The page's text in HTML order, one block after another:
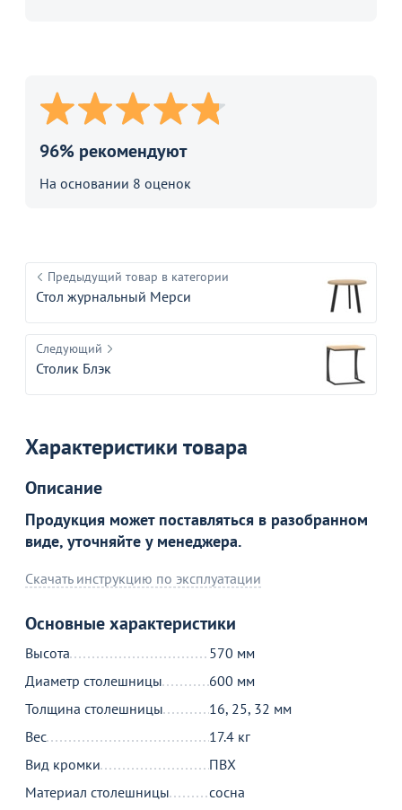
96% рекомендуют
На основании 8 оценок
Предыдущий товар в категории
Стол журнальный Мерси
Следующий
Столик Блэк
Характеристики товара
Описание
Продукция может поставляться в разобранном
виде, уточняйте у менеджера.
Скачать инструкцию по эксплуатации
Основные характеристики
Высота
570 мм
Диаметр столешницы
600 мм
Толщина столешницы
16, 25, 32 мм
Вес
17.4 кг
Вид кромки
ПВХ
Материал столешницы
сосна